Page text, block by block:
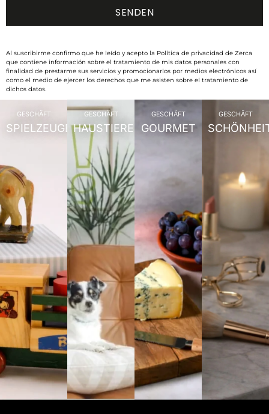
Al suscribirme confirmo que he leído y acepto la Política de privacidad de Zerca
que contiene información sobre el tratamiento de mis datos personales con
finalidad de prestarme sus servicios y promocionarlos por medios electrónicos así
como el medio de ejercer los derechos que me asisten sobre el tratamiento de
dichos datos.
GESCHÄFT
SPIELZEUGE
GESCHÄFT
HAUSTIERE
GESCHÄFT
GOURMET
GESCHÄFT